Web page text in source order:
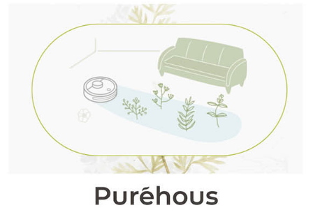
１．透過由恩沛科技股份有限公司提供之「AFTEE先享後付」服務完成之交
易，需依本服務之必要範圍內提供個人資料，並將交易相關給付款項請求債
權轉讓予恩沛科技股份有限公司。
２．關於個人資料處理事宜，請瀏覽以下網址：
https://aftee.tw/terms/#terms3
３．未成年的使用者請事先徵得法定代理人或監護人之同意方可使用
「AFTEE先享後付」，若未經同意申辦者引起之損失，本公司不負相關責
４．使用「AFTEE先享後付」時，將依據個別帳號之用戶狀況，依本公司即
時審查核予不同之上限額度；若仍有額度不足之情形，本公司將視審查結果
請求用戶進行身份認證。
５．嚴禁一人註冊多個帳號或使用他人資訊註冊。若發現惡意使用之情形，
恩沛科技股份有限公司將有權停止該用戶之使用額度並採取法律行動。
每筆NT$100，滿NT$590(含以上)免運費
每筆NT$150，滿NT$890(含以上)免運費